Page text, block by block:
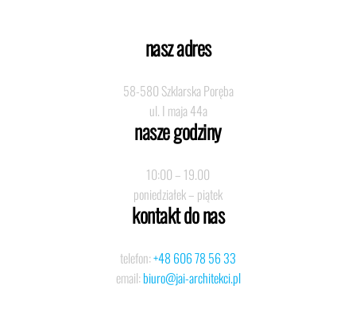
nasz adres
58-580 Szklarska Poręba
ul. I maja 44a
nasze godziny
10:00 – 19.00
poniedziałek – piątek
kontakt do nas
telefon:+48 606 78 56 33
email:biuro@jai-architekci.pl